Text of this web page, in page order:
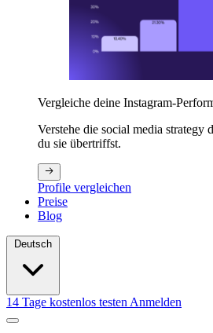
Vergleiche deine Instagram-
Verstehe die social media strategy
du sie übertriffst.
Profile vergleichen
Preise
Blog
14 Tage kostenlos testen Anmelden